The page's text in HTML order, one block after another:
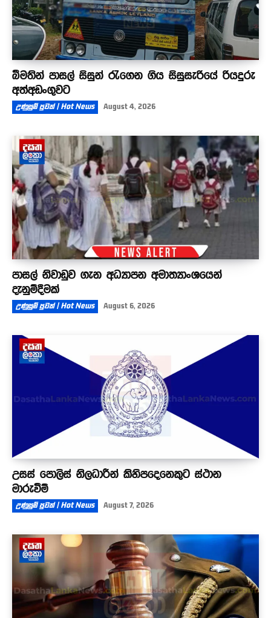
බීමතින් පාසල් සිසුන් රැගෙන ගිය සිසුසැරියේ රියදුරු
අත්අඩංගුවට
උණුසුම් පුවත් | Hot News August 4, 2026
පාසල් නිවාඩුව ගැන අධ්‍යාපන අමාත්‍යාංශයෙන්
දැනුම්දීමක්
උණුසුම් පුවත් | Hot News August 6, 2026
උසස් පොලිස් නිලධාරීන් කිහිපදෙනෙකුට ස්ථාන
මාරුවීම්
උණුසුම් පුවත් | Hot News August 7, 2026